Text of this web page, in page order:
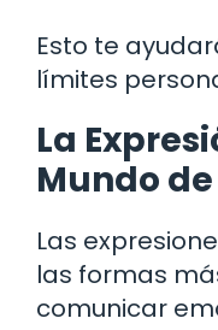
Esto te
límites
La
Mundo
Las
las formas
comunicar